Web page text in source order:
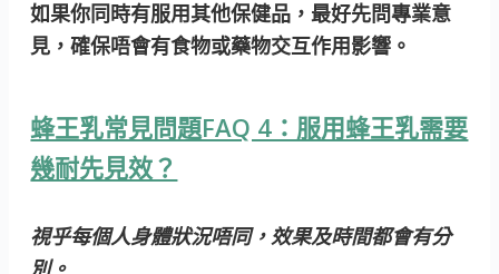
如果你同時有服用其他保健品，最好先問專業意
見，確保唔會有食物或藥物交互作用影響。
蜂王乳常見問題FAQ 4：服用蜂王乳需要
幾耐先見效？
視乎每個人身體狀況唔同，效果及時間都會有分